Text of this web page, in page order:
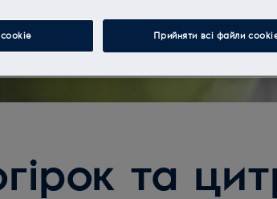
та
Прийняти всі файли